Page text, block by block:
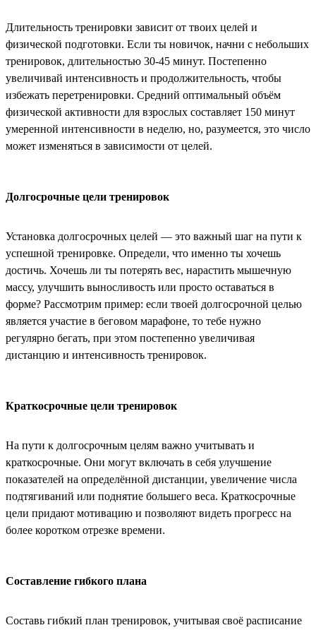
Длительность тренировки зависит от твоих целей и
физической подготовки. Если ты новичок, начни с небольших
тренировок, длительностью 30-45 минут. Постепенно
увеличивай интенсивность и продолжительность, чтобы
избежать перетренировки. Средний оптимальный объём
физической активности для взрослых составляет 150 минут
умеренной интенсивности в неделю, но, разумеется, это число
может изменяться в зависимости от целей.
Долгосрочные цели тренировок
Установка долгосрочных целей — это важный шаг на пути к
успешной тренировке. Определи, что именно ты хочешь
достичь. Хочешь ли ты потерять вес, нарастить мышечную
массу, улучшить выносливость или просто оставаться в
форме? Рассмотрим пример: если твоей долгосрочной целью
является участие в беговом марафоне, то тебе нужно
регулярно бегать, при этом постепенно увеличивая
дистанцию и интенсивность тренировок.
Краткосрочные цели тренировок
На пути к долгосрочным целям важно учитывать и
краткосрочные. Они могут включать в себя улучшение
показателей на определённой дистанции, увеличение числа
подтягиваний или поднятие большего веса. Краткосрочные
цели придают мотивацию и позволяют видеть прогресс на
более коротком отрезке времени.
Составление гибкого плана
Составь гибкий план тренировок, учитывая своё расписание